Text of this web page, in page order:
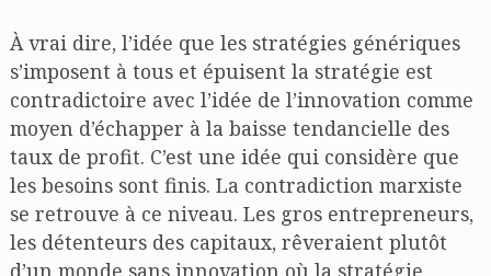
À vrai dire, l’idée que les stratégies génériques
s’imposent à tous et épuisent la stratégie est
contradictoire avec l’idée de l’innovation comme
moyen d’échapper à la baisse tendancielle des
taux de profit. C’est une idée qui considère que
les besoins sont finis. La contradiction marxiste
se retrouve à ce niveau. Les gros entrepreneurs,
les détenteurs des capitaux, rêveraient plutôt
d’un monde sans innovation où la stratégie